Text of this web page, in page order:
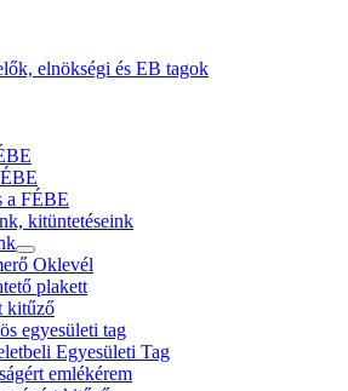
elnökségi és EB tagok
a FÉBE
kitüntetéseink
Oklevél
plakett
kitűző
egyesületi tag
Egyesületi Tag
emlékérem